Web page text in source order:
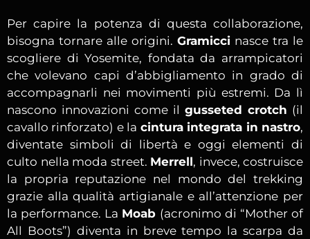
Per capire la potenza di questa collaborazione,
bisogna tornare alle origini. Gramicci nasce tra le
scogliere di Yosemite, fondata da arrampicatori
che volevano capi d’abbigliamento in grado di
accompagnarli nei movimenti più estremi. Da lì
nascono innovazioni come il gusseted crotch (il
cavallo rinforzato) e la cintura integrata in nastro,
diventate simboli di libertà e oggi elementi di
culto nella moda street. Merrell, invece, costruisce
la propria reputazione nel mondo del trekking
grazie alla qualità artigianale e all’attenzione per
la performance. La Moab (acronimo di “Mother of
All Boots”) diventa in breve tempo la scarpa da